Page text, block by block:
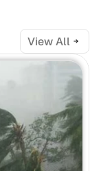
View All